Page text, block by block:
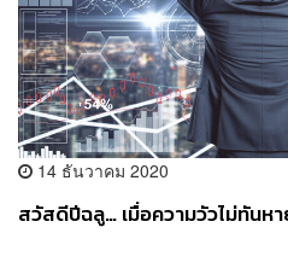
14 ธันวาคม 2020
สวัสดีปีฉลู… เมื่อความวัวไม่ทันห